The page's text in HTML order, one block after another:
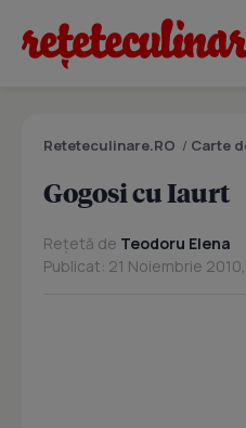
Reteteculinare.RO / Carte
Gogosi cu Iaurt
Rețetă de Teodoru Elena
Publicat: 21 Noiembrie